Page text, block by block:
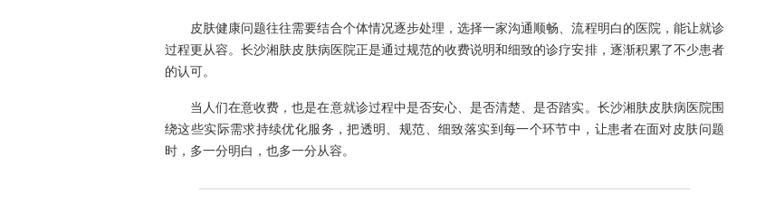
皮肤健康问题往往需要结合个体情况逐步处理，选择一家沟通顺畅、流程明白的医院，能让就诊
过程更从容。长沙湘肤皮肤病医院正是通过规范的收费说明和细致的诊疗安排，逐渐积累了不少患者
的认可。
当人们在意收费，也是在意就诊过程中是否安心、是否清楚、是否踏实。长沙湘肤皮肤病医院围
绕这些实际需求持续优化服务，把透明、规范、细致落实到每一个环节中，让患者在面对皮肤问题
时，多一分明白，也多一分从容。